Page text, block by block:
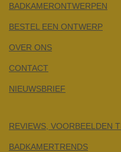
BADKAMERONTWERPEN
BESTEL EEN ONTWERP
OVER ONS
CONTACT
NIEUWSBRIEF
REVIEWS, VOORBEELDEN
BADKAMERTRENDS